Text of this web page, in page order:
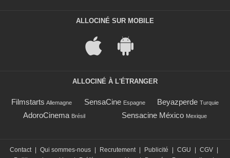
ALLOCINÉ SUR MOBILE
ALLOCINÉ À L'ÉTRANGER
Filmstarts Allemagne SensaCine Espagne Beyazperde Turquie
AdoroCinema Brésil Sensacine México Mexique
Contact Qui sommes-nous Recrutement Publicité CGU CGV